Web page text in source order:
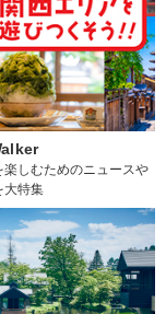
楽しむためのニュースや
大特集